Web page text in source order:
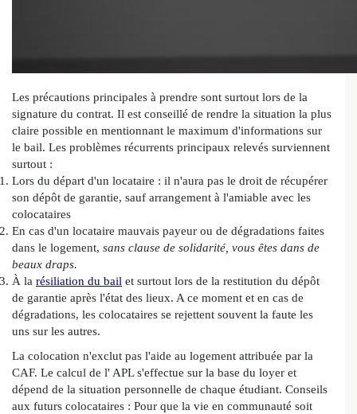
Les précautions principales à prendre sont surtout lors de la
signature du contrat. Il est conseillé de rendre la situation la plus
claire possible en mentionnant le maximum d'informations sur
le bail. Les problèmes récurrents principaux relevés surviennent
surtout :
Lors du départ d'un locataire : il n'aura pas le droit de récupérer
son dépôt de garantie, sauf arrangement à l'amiable avec les
colocataires
En cas d'un locataire mauvais payeur ou de dégradations faites
dans le logement, sans clause de solidarité, vous êtes dans de
beaux draps.
À la résiliation du bail et surtout lors de la restitution du dépôt
de garantie après l'état des lieux. A ce moment et en cas de
dégradations, les colocataires se rejettent souvent la faute les
uns sur les autres.
La colocation n'exclut pas l'aide au logement attribuée par la
CAF. Le calcul de l' APL s'effectue sur la base du loyer et
dépend de la situation personnelle de chaque étudiant. Conseils
aux futurs colocataires : Pour que la vie en communauté soit